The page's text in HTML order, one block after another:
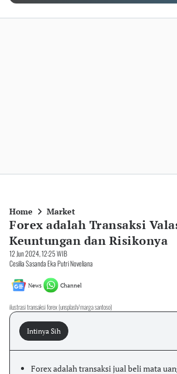
Home Market
Forex adalah Transaksi
Keuntungan dan Risikonya
12 Jun 2024, 12:25 WIB
Cesilia Sasanda Eka Putri Noveliana
News Channel
ilustrasi transaksi forex (unsplash/marga santoso)
Intinya Sih
Forex adalah transaksi jual beli mata